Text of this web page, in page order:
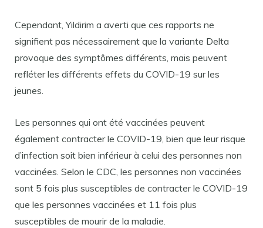
Cependant, Yildirim a averti que ces rapports ne
signifient pas nécessairement que la variante Delta
provoque des symptômes différents, mais peuvent
refléter les différents effets du COVID-19 sur les
jeunes.
Les personnes qui ont été vaccinées peuvent
également contracter le COVID-19, bien que leur risque
d’infection soit bien inférieur à celui des personnes non
vaccinées. Selon le CDC, les personnes non vaccinées
sont 5 fois plus susceptibles de contracter le COVID-19
que les personnes vaccinées et 11 fois plus
susceptibles de mourir de la maladie.